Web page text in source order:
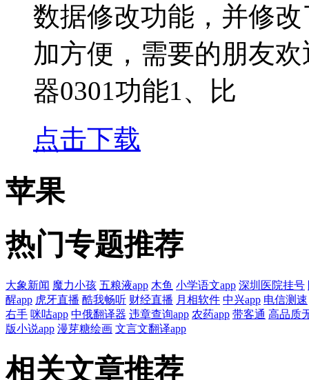
数据修改功能，并修
加方便，需要的朋友
器0301功能1、比
点击下载
苹果
热门专题推荐
大象新闻 魔力小孩 五粮液app 木鱼 小学语文app 深圳医院挂号
醒app 虎牙直播 酷我畅听 财经直播 月相软件 中兴app 电信测速
右手 咪咕app 中俄翻译器 违章查询app 农药app 带客通 高品质
版小说app 漫芽糖绘画 文言文翻译app
相关文章推荐